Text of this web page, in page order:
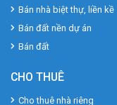
Bán nhà biệt thự, liền kề
Bán đất nền dự án
Bán đất
CHO THUÊ
Cho thuê nhà riêng